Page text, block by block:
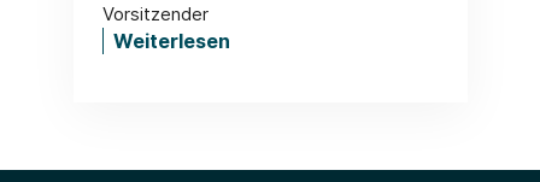
Vorsitzender
Weiterlesen